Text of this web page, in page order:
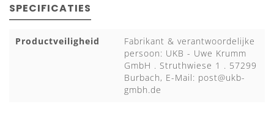
SPECIFICATIES
Productveiligheid
Fabrikant & verantwoordelijke
persoon: UKB - Uwe Krumm
GmbH . Struthwiese 1 . 57299
Burbach, E-Mail: post@ukb-
gmbh.de